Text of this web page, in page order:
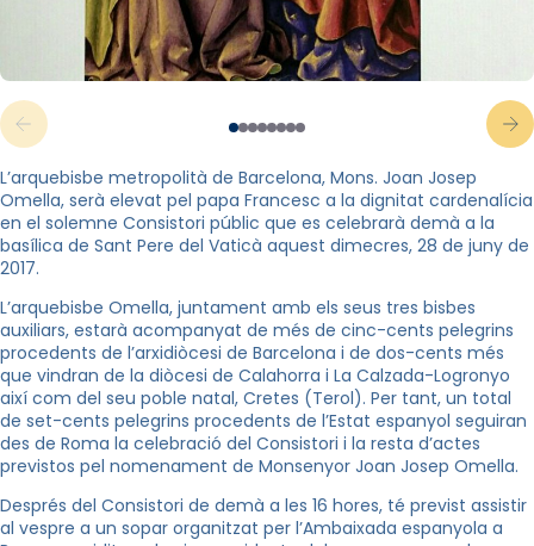
L’arquebisbe metropolità de Barcelona, Mons. Joan Josep
Omella, serà elevat pel papa Francesc a la dignitat cardenalícia
en el solemne Consistori públic que es celebrarà demà a la
basílica de Sant Pere del Vaticà aquest dimecres, 28 de juny de
2017.
L’arquebisbe Omella, juntament amb els seus tres bisbes
auxiliars, estarà acompanyat de més de cinc-cents pelegrins
procedents de l’arxidiòcesi de Barcelona i de dos-cents més
que vindran de la diòcesi de Calahorra i La Calzada-Logronyo
així com del seu poble natal, Cretes (Terol). Per tant, un total
de set-cents pelegrins procedents de l’Estat espanyol seguiran
des de Roma la celebració del Consistori i la resta d’actes
previstos pel nomenament de Monsenyor Joan Josep Omella.
Després del Consistori de demà a les 16 hores, té previst assistir
al vespre a un sopar organitzat per l’Ambaixada espanyola a